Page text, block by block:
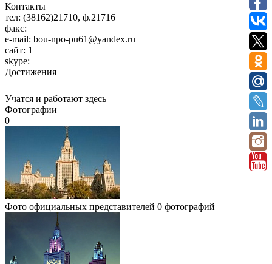
Контакты
тел: (38162)21710, ф.21716
факс:
e-mail: bou-npo-pu61@yandex.ru
сайт: 1
skype:
Достижения
Учатся и работают здесь
Фотографии
0
Фото официальных представителей 0 фотографий